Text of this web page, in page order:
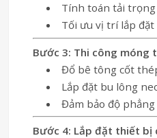
Tính toán tải trọng
Tối ưu vị trí lắp đặt
Bước 3: Thi công móng
Đổ bê tông cốt
Lắp đặt bu lông
Đảm bảo độ
Bước 4: Lắp đặt thiết bị